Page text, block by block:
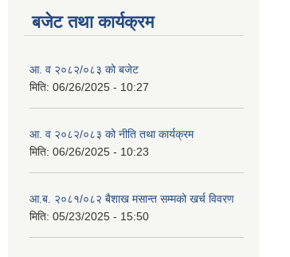
बजेट तथा कार्यक्रम
आ. व २०८२/०८३ को बजेट
मिति: 06/26/2025 - 10:27
आ. व २०८२/०८३ को नीति तथा कार्यक्रम
मिति: 06/26/2025 - 10:23
आ.ब. २०८१/०८२ बैशाख मसान्त सम्मको खर्च विवरण
मिति: 05/23/2025 - 15:50